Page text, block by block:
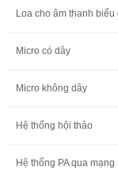
Loa cho âm thanh biểu
Micro có dây
Micro không dây
Hệ thống hội thảo
Hệ thống PA qua mạng